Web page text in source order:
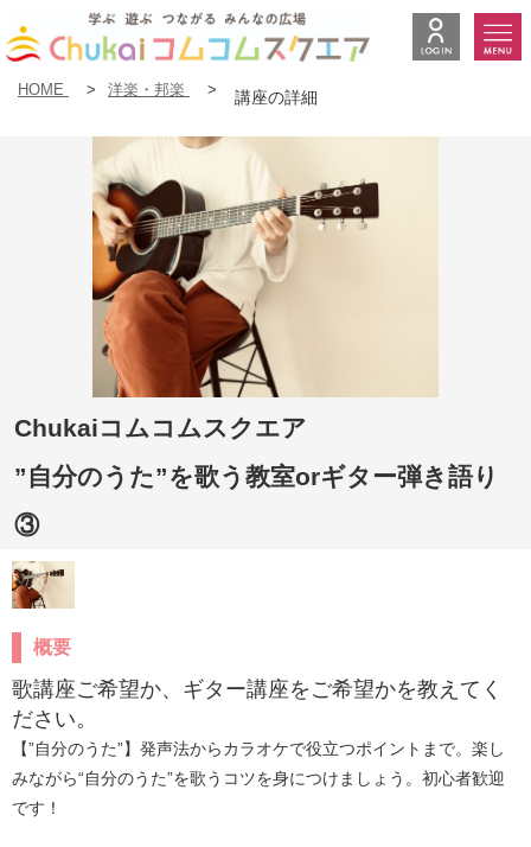
HOME > 洋楽・邦楽 > 講座の詳細
Chukaiコムコムスクエア
”自分のうた”を歌う教室orギター弾き語り
③
概要
歌講座ご希望か、ギター講座をご希望かを教えてく
ださい。
【”自分のうた”】発声法からカラオケで役立つポイントまで。楽し
みながら“自分のうた”を歌うコツを身につけましょう。初心者歓迎
です！